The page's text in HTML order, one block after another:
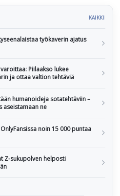
KAIKKI
työkaverin ajatus
Piilaakso lukee
ja ottaa valtion tehtäviä
humanoideja sotatehtäviin –
aseistamaan ne
noin 15 000 puntaa
Z-sukupolven helposti